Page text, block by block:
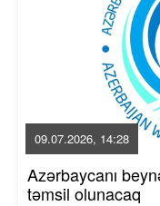
09.07.2026, 14:28
Azərbaycanı
təmsil olunacaq